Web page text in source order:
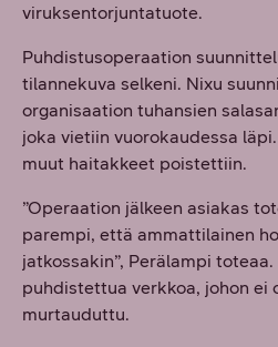
viruksentorjuntatuote.
Puhdistusoperaation
tilannekuva selkeni. Nixu
organisaation tuhansien
joka vietiin vuorokaudessa
muut haitakkeet poistettiin.
”Operaation jälkeen asiakas
parempi, että ammattilainen
jatkossakin”, Perälampi
puhdistettua verkkoa, johon ei
murtauduttu.